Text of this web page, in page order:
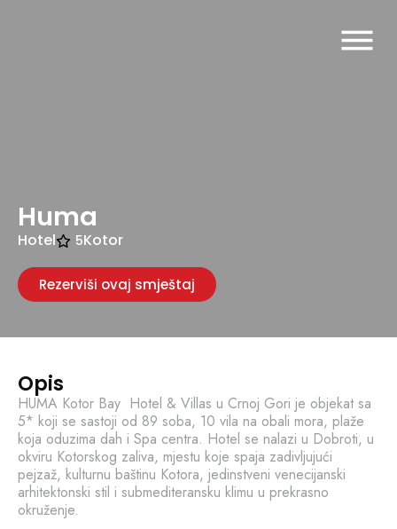
Huma
Hotel 5Kotor
Rezerviši ovaj smještaj
Opis
HUMA Kotor Bay Hotel & Villas u Crnoj Gori je objekat sa
5* koji se sastoji od 89 soba, 10 vila na obali mora, plaže
koja oduzima dah i Spa centra. Hotel se nalazi u Dobroti, u
okviru Kotorskog zaliva, mjestu koje spaja zadivljujući
pejzaž, kulturnu baštinu Kotora, jedinstveni venecijanski
arhitektonski stil i submediteransku klimu u prekrasno
okruženje.